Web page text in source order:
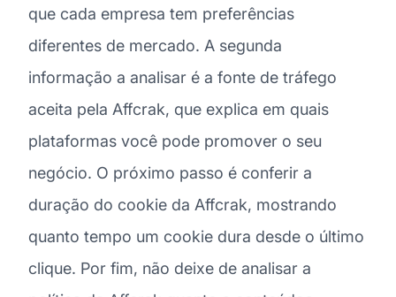
que cada empresa tem preferências
diferentes de mercado. A segunda
informação a analisar é a fonte de tráfego
aceita pela Affcrak, que explica em quais
plataformas você pode promover o seu
negócio. O próximo passo é conferir a
duração do cookie da Affcrak, mostrando
quanto tempo um cookie dura desde o último
clique. Por fim, não deixe de analisar a